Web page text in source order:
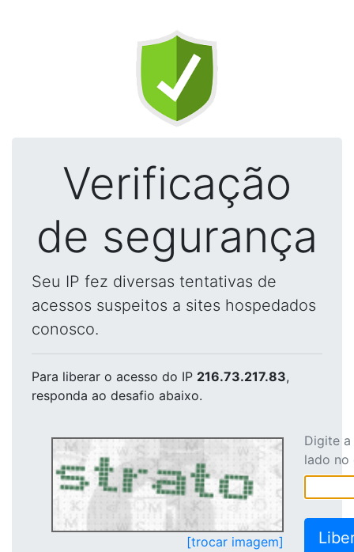
Verificação
de segurança
Seu IP fez diversas tentativas de
acessos suspeitos a sites hospedados
conosco.
Para liberar o acesso do IP 216.73.217.83,
responda ao desafio abaixo.
[trocar imagem]
Digite
lado no